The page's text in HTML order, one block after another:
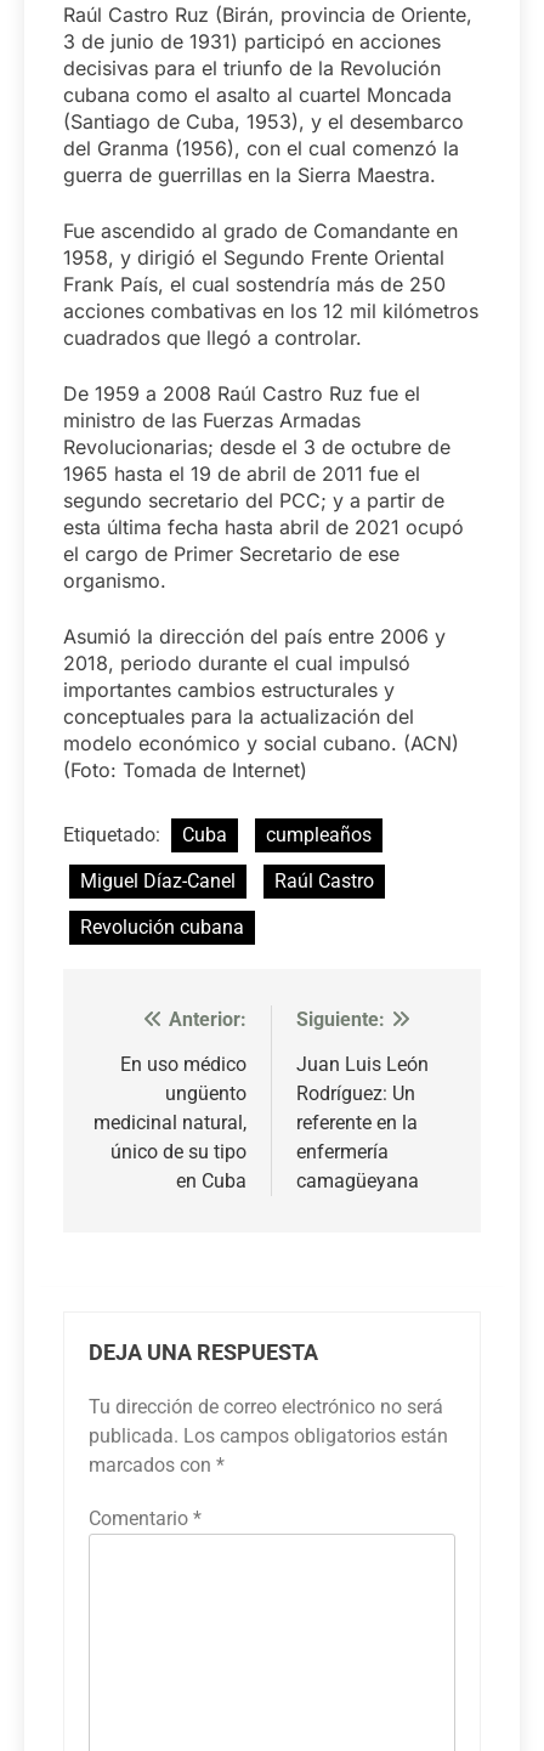
Raúl Castro Ruz (Birán, provincia de Oriente,
3 de junio de 1931) participó en acciones
decisivas para el triunfo de la Revolución
cubana como el asalto al cuartel Moncada
(Santiago de Cuba, 1953), y el desembarco
del Granma (1956), con el cual comenzó la
guerra de guerrillas en la Sierra Maestra.
Fue ascendido al grado de Comandante en
1958, y dirigió el Segundo Frente Oriental
Frank País, el cual sostendría más de 250
acciones combativas en los 12 mil kilómetros
cuadrados que llegó a controlar.
De 1959 a 2008 Raúl Castro Ruz fue el
ministro de las Fuerzas Armadas
Revolucionarias; desde el 3 de octubre de
1965 hasta el 19 de abril de 2011 fue el
segundo secretario del PCC; y a partir de
esta última fecha hasta abril de 2021 ocupó
el cargo de Primer Secretario de ese
organismo.
Asumió la dirección del país entre 2006 y
2018, periodo durante el cual impulsó
importantes cambios estructurales y
conceptuales para la actualización del
modelo económico y social cubano. (ACN)
(Foto: Tomada de Internet)
Etiquetado: Cuba
cumpleaños
Miguel Díaz-Canel
Raúl Castro
Revolución cubana
Navegación
entradas
Anterior:
En uso médico
ungüento
medicinal natural,
único de su tipo
en Cuba
Siguiente:
Juan Luis León
Rodríguez: Un
referente en la
enfermería
camagüeyana
DEJA UNA RESPUESTA
Tu dirección de correo electrónico no será
publicada. Los campos obligatorios están
marcados con *
Comentario *